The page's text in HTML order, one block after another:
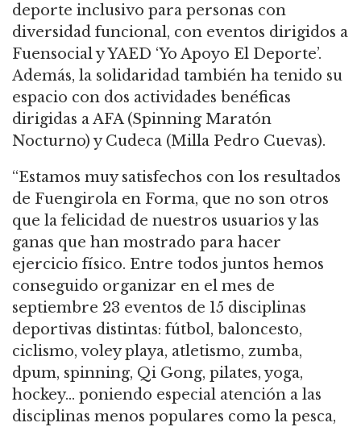
deporte inclusivo para personas con
diversidad funcional, con eventos dirigidos a
Fuensocial y YAED ‘Yo Apoyo El Deporte’.
Además, la solidaridad también ha tenido su
espacio con dos actividades benéficas
dirigidas a AFA (Spinning Maratón
Nocturno) y Cudeca (Milla Pedro Cuevas).
“Estamos muy satisfechos con los resultados
de Fuengirola en Forma, que no son otros
que la felicidad de nuestros usuarios y las
ganas que han mostrado para hacer
ejercicio físico. Entre todos juntos hemos
conseguido organizar en el mes de
septiembre 23 eventos de 15 disciplinas
deportivas distintas: fútbol, baloncesto,
ciclismo, voley playa, atletismo, zumba,
dpum, spinning, Qi Gong, pilates, yoga,
hockey… poniendo especial atención a las
disciplinas menos populares como la pesca,